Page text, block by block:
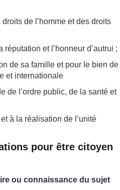
de l’homme et des droits
et l’honneur d’autrui ;
de sa famille et pour le bien de
et internationale
de l’ordre public, de la santé et
à la réalisation de l’unité
pour être citoyen
ou connaissance du sujet